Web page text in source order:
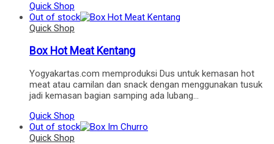
Quick Shop
Out of stock
Quick Shop
Box Hot Meat Kentang
Yogyakartas.com memproduksi Dus untuk kemasan hot
meat atau camilan dan snack dengan menggunakan tusuk
jadi kemasan bagian samping ada lubang…
Quick Shop
Out of stock
Quick Shop